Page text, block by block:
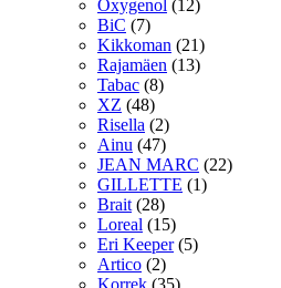
Oxygenol (12)
BiC (7)
Kikkoman (21)
Rajamäen (13)
Tabac (8)
XZ (48)
Risella (2)
Ainu (47)
JEAN MARC (22)
GILLETTE (1)
Brait (28)
Loreal (15)
Eri Keeper (5)
Artico (2)